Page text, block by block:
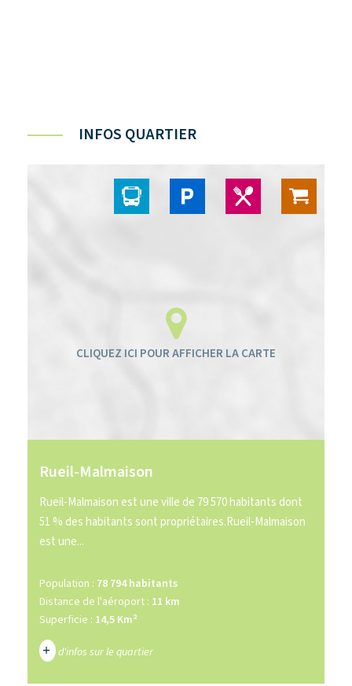
INFOS QUARTIER
Rueil-Malmaison
Rueil-Malmaison est une ville de 79 570 habitants dont
51 % des habitants sont propriétaires.Rueil-Malmaison
est une...
Population : 78 794 habitants
Distance de l'aéroport : 11 km
Superficie : 14,5 Km²
+ d'infos sur le quartier